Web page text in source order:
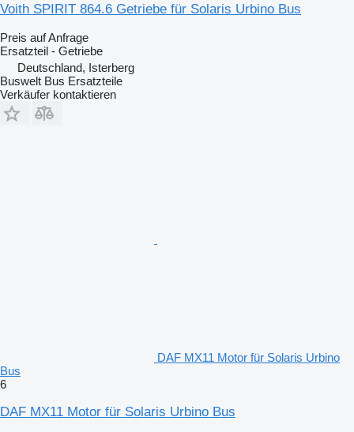
Voith SPIRIT 864.6 Getriebe für Solaris Urbino Bus
Preis auf Anfrage
Ersatzteil - Getriebe
Deutschland, Isterberg
Buswelt Bus Ersatzteile
Verkäufer kontaktieren
DAF MX11 Motor für Solaris Urbino
Bus
6
DAF MX11 Motor für Solaris Urbino Bus